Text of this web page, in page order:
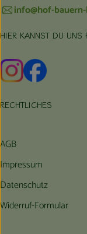
info@hof-
HIER KANNST DU UNS
Externer Link zu
Externer
RECHTLICHES
AGB
Impressum
Datenschutz
Widerruf-Formular